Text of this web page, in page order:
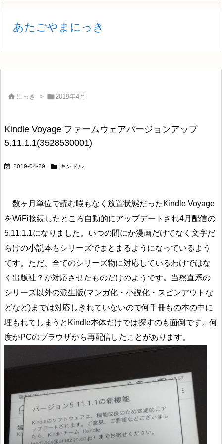
あたごやまにっき
 にっき > 2019年4月
Kindle Voyage ファームウェアバージョンアップ
5.11.1.1(3528530001)
 2019-04-29  キンドル
数ヶ月単位で読む暇もなく放置状態だったKindle Voyage
をWiFi接続したところ自動的にアップデートされ4月配信の
5.11.1.1になりました。いつの間にか漫画だけでなく文字だ
らけの小説本もシリーズでまとまるようになっているよう
です。ただ、全てのシリーズ物に対応しているわけではな
く出版社？が対応させたものだけのようです。当然直系の
シリーズ以外の派生版(マンガ化・小説化・スピンアウトな
どなど)までは対応しきれていないので何千冊もの本の中に
埋もれてしまうとKindle本体だけでは探すのも面倒です。何
度かPCのブラウザから再配信したことがあります。